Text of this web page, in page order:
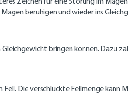
beruhigen und wieder ins
bringen können. Dazu
Die verschluckte Fellmenge kann